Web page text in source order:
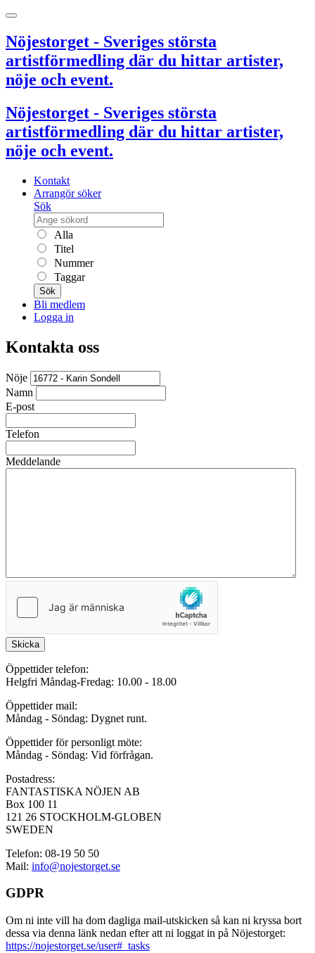
Nöjestorget - Sveriges största
artistförmedling där du hittar artister,
nöje och event.
Nöjestorget - Sveriges största
artistförmedling där du hittar artister,
nöje och event.
Kontakt
Arrangör söker
Sök
Alla
Titel
Nummer
Taggar
Sök
Bli medlem
Logga in
Kontakta oss
Nöje
Namn
E-post
Telefon
Meddelande
Skicka
Öppettider telefon:
Helgfri Måndag-Fredag: 10.00 - 18.00
Öppettider mail:
Måndag - Söndag: Dygnet runt.
Öppettider för personligt möte:
Måndag - Söndag: Vid förfrågan.
Postadress:
FANTASTISKA NÖJEN AB
Box 100 11
121 26 STOCKHOLM-GLOBEN
SWEDEN
Telefon: 08-19 50 50
Mail: info@nojestorget.se
GDPR
Om ni inte vill ha dom dagliga mail-utskicken så kan ni kryssa bort
dessa via denna länk nedan efter att ni loggat in på Nöjestorget:
https://nojestorget.se/user#_tasks